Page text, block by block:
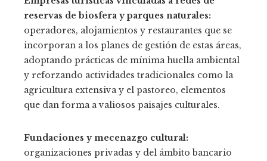
reservas de biosfera y parques naturales:
operadores, alojamientos y restaurantes que se
incorporan a los planes de gestión de estas áreas,
adoptando prácticas de mínima huella ambiental
y reforzando actividades tradicionales como la
agricultura extensiva y el pastoreo, elementos
que dan forma a valiosos paisajes culturales.
Fundaciones y mecenazgo cultural:
organizaciones privadas y del ámbito bancario